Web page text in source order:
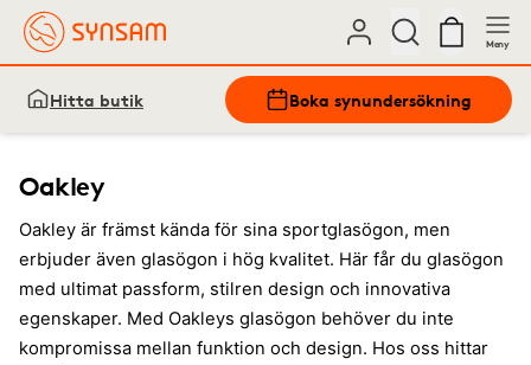
Meny
Hitta butik Boka synundersökning
Oakley
Oakley är främst kända för sina sportglasögon, men
erbjuder även glasögon i hög kvalitet. Här får du glasögon
med ultimat passform, stilren design och innovativa
egenskaper. Med Oakleys glasögon behöver du inte
kompromissa mellan funktion och design. Hos oss hittar